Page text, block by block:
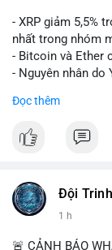
- XRP giảm 5,5%
nhất trong nhóm
- Bitcoin và Ether
- Nguyên nhân do
hè, đẩy việc thảo
XRP và Ripple,
#ripple
Đọc thêm
Đội
1 h
🚨 CẢNH BÁO